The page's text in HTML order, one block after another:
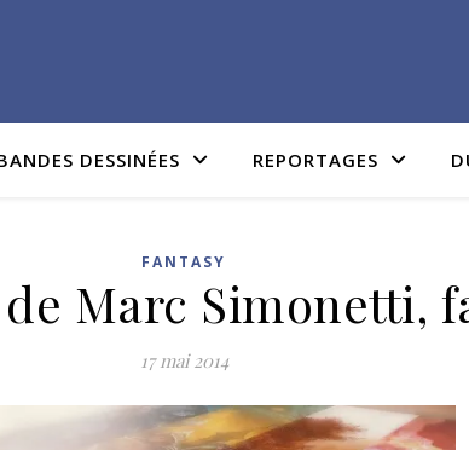
DESSINÉES REPORTAGES
FANTASY
Marc Simonetti,
17 mai 2014